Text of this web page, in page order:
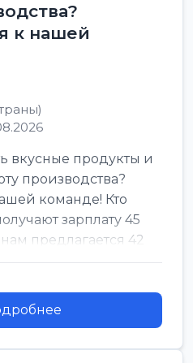
к нашей
вкусные продукты и
производства?
команде! Кто
зарплату 45
предлагается 42